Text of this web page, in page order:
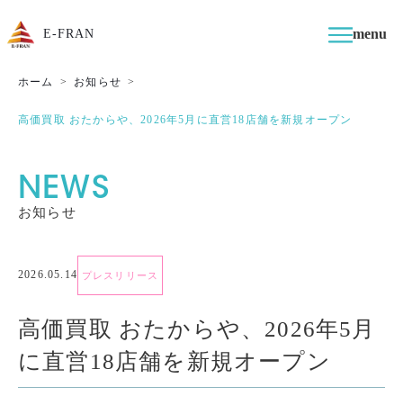
E-FRAN menu
ホーム お知らせ
高価買取 おたからや、2026年5月に直営18店舗を新規オープン
NEWS
お知らせ
2026.05.14 プレスリリース
高価買取 おたからや、2026年5月
に直営18店舗を新規オープン